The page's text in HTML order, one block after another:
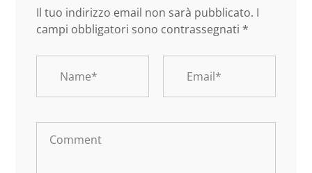
Il tuo indirizzo email non sarà pubblicato. I
campi obbligatori sono contrassegnati *